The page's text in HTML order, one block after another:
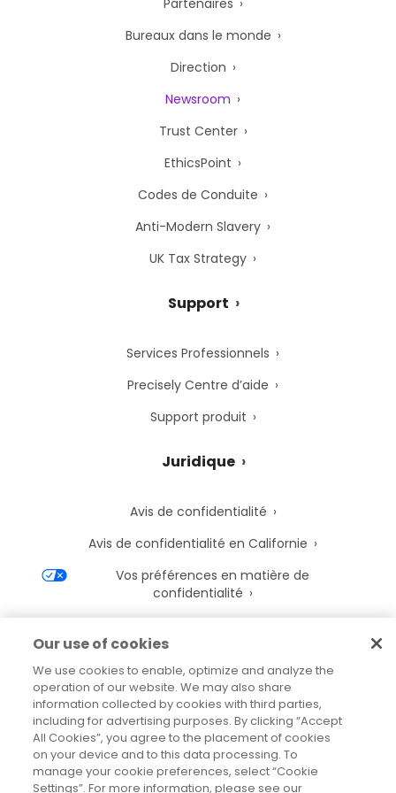
Partenaires
Bureaux dans le monde
Direction
Newsroom
Trust Center
EthicsPoint
Codes de Conduite
Anti-Modern Slavery
UK Tax Strategy
Support
Services Professionnels
Precisely Centre d’aide
Support produit
Juridique
Avis de confidentialité
Avis de confidentialité en Californie
Vos préférences en matière de
confidentialité
Conditions d’utilisation
Marques déposées
Entités juridiques
Accords juridiques
Our use of cookies
We use cookies to enable, optimize and analyze the
operation of our website. We may also share
information collected by cookies with third parties,
including for advertising purposes. By clicking “Accept
All Cookies”, you agree to the placement of cookies
on your device and to this data processing. To
manage your cookie preferences, select “Cookie
Settings”. For more information, please see our